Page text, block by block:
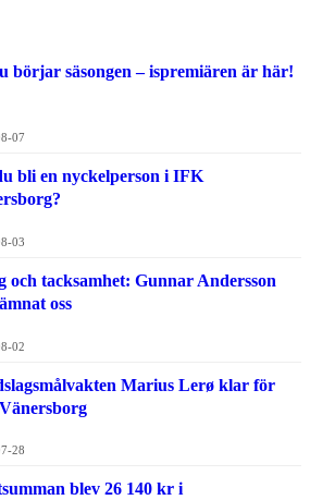
börjar säsongen – ispremiären är här!
07
bli en nyckelperson i IFK
03
och tacksamhet: Gunnar Andersson
oss
02
Marius Lerø klar för
28
blev 26 140 kr i